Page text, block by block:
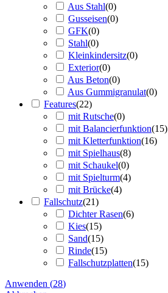
Aus Stahl(0)
Gusseisen(0)
GFK(0)
Stahl(0)
Kleinkindersitz(0)
Exterior(0)
Aus Beton(0)
Aus Gummigranulat(0)
Features(22)
mit Rutsche(0)
mit Balancierfunktion(15)
mit Kletterfunktion(16)
mit Spielhaus(8)
mit Schaukel(0)
mit Spielturm(4)
mit Brücke(4)
Fallschutz(21)
Dichter Rasen(6)
Kies(15)
Sand(15)
Rinde(15)
Fallschutzplatten(15)
Anwenden (28)